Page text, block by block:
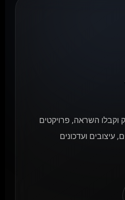
וקבלו השראה, פרויקטים
עיצובים ועדכונים